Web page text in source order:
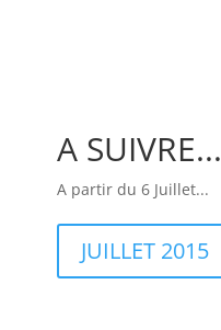
A SUIVRE...
A partir du 6 Juillet...
JUILLET 2015